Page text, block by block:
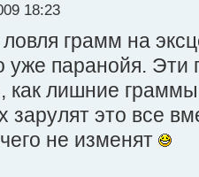
18:23
грамм на
уже паранойя.
как лишние
зарулят это все
не изменят